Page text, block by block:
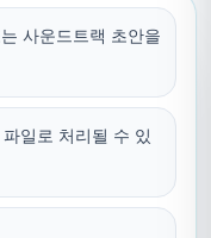
사운드트랙 초안을
일로 처리될 수 있